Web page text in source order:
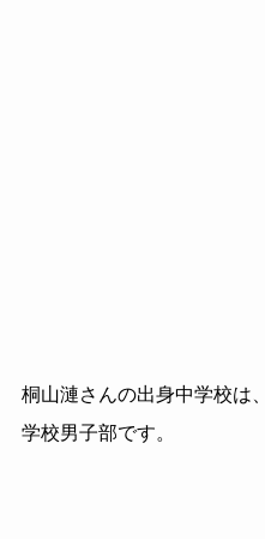
桐山漣さんの出身中学校は
学校男子部です。